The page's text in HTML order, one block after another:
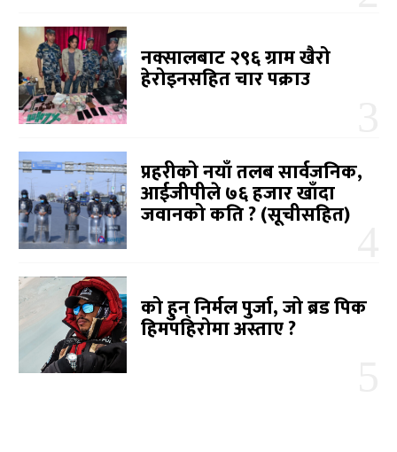
नक्सालबाट २९६ ग्राम खैरो
हेरोइनसहित चार पक्राउ
प्रहरीको नयाँ तलब सार्वजनिक,
आईजीपीले ७६ हजार खाँदा
जवानको कति ? (सूचीसहित)
को हुन् निर्मल पुर्जा, जो ब्रड पिक
हिमपहिरोमा अस्ताए ?